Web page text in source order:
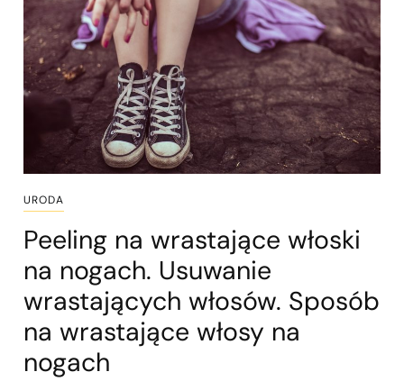
URODA
Peeling na wrastające włoski
na nogach. Usuwanie
wrastających włosów. Sposób
na wrastające włosy na
nogach